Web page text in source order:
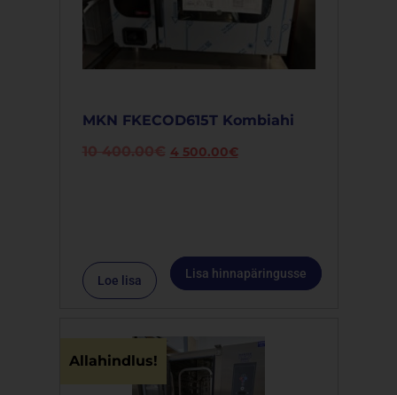
MKN FKECOD615T Kombiahi
10 400.00€ 4 500.00€
Loe lisa Lisa hinnapäringusse
Allahindlus!